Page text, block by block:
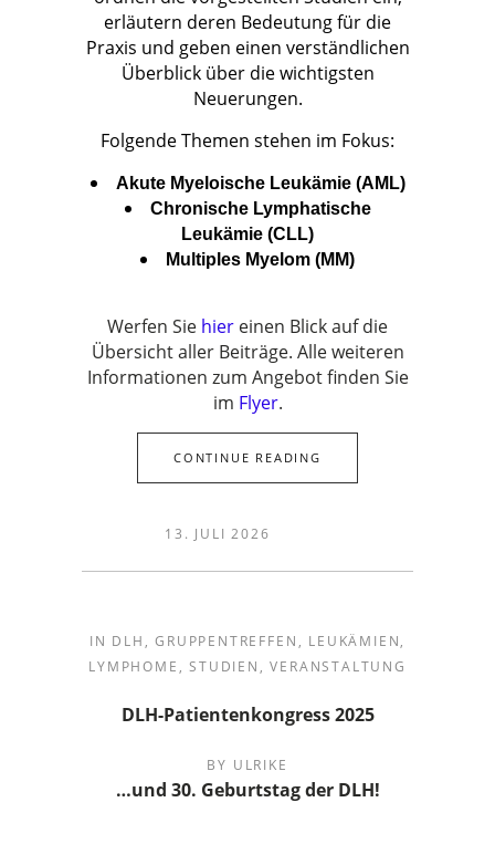
erläutern deren Bedeutung für die
Praxis und geben einen verständlichen
Überblick über die wichtigsten
Neuerungen.
Folgende Themen stehen im Fokus:
Akute Myeloische Leukämie (AML)
Chronische Lymphatische
Leukämie (CLL)
Multiples Myelom (MM)
Werfen Sie hier einen Blick auf die
Übersicht aller Beiträge. Alle weiteren
Informationen zum Angebot finden Sie
im Flyer.
CONTINUE READING
13. JULI 2026
IN DLH ,GRUPPENTREFFEN , LEUKÄMIEN,
LYMPHOME ,STUDIEN ,VERANSTALTUNG
DLH-Patientenkongress 2025
BY ULRIKE
…und 30. Geburtstag der DLH!